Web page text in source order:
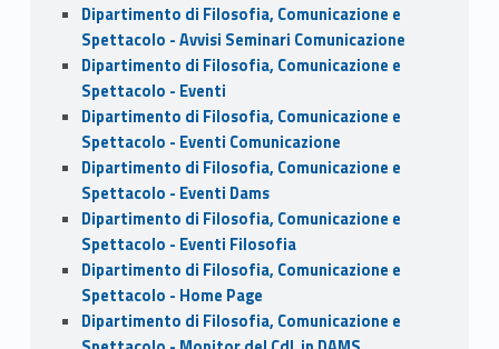
Dipartimento di Filosofia, Comunicazione e
Spettacolo - Avvisi Seminari Comunicazione
Dipartimento di Filosofia, Comunicazione e
Spettacolo - Eventi
Dipartimento di Filosofia, Comunicazione e
Spettacolo - Eventi Comunicazione
Dipartimento di Filosofia, Comunicazione e
Spettacolo - Eventi Dams
Dipartimento di Filosofia, Comunicazione e
Spettacolo - Eventi Filosofia
Dipartimento di Filosofia, Comunicazione e
Spettacolo - Home Page
Dipartimento di Filosofia, Comunicazione e